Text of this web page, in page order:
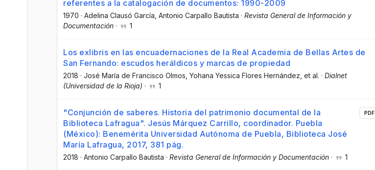
referentes a la catalogación de documentos: 1990-2009
1970 · Adelina Clausó García , Antonio Carpallo Bautista · Revista General de Información y
Documentación · 1
Los exlibris en las encuadernaciones de la Real Academia de Bellas Artes de
San Fernando: escudos heráldicos y marcas de propiedad
2018 · José María de Francisco Olmos , Yohana Yessica Flores Hernández , et al. · Dialnet
(Universidad de la Rioja) · 1
"Conjunción de saberes. Historia del patrimonio documental de la
Biblioteca Lafragua". Jesús Márquez Carrillo, coordinador. Puebla
(México): Benemérita Universidad Autónoma de Puebla, Biblioteca José
María Lafragua, 2017, 381 pág.
2018 · Antonio Carpallo Bautista · Revista General de Información y Documentación · 1
PDF